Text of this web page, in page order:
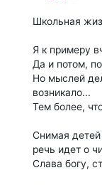
Школьная
Я к примеру
Да и потом,
Но мыслей
возникало...
Тем более,
Снимая
речь идет о
Слава богу,